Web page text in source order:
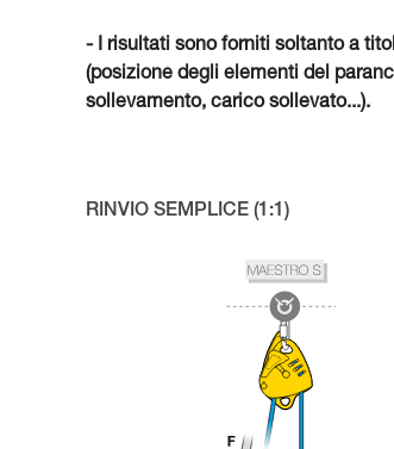
- I risultati sono forniti soltanto a
(posizione degli elementi del
sollevamento, carico sollevato...).
RINVIO SEMPLICE (1:1)